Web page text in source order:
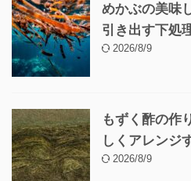
めかぶの美味
引き出す下処
2026/8/9
もずく酢の作
しくアレンジ
2026/8/9